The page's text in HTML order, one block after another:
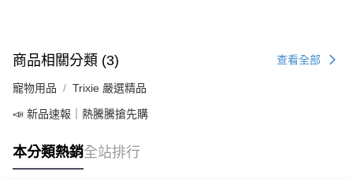
商品相關分類 (3) 查看全部
寵物用品 Trixie 嚴選精品
📣 新品速報｜熱騰騰搶先購
本分類熱銷全站排行